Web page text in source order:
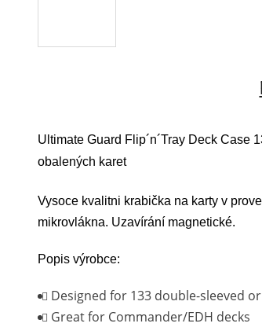
Ultimate Guard Flip´n´Tray Deck Case
obalených karet
Vysoce kvalitni krabička na karty v
mikrovlákna. Uzavírání magnetické.
Popis výrobce:
Designed for 133 double-sleeved
Great for Commander/EDH decks